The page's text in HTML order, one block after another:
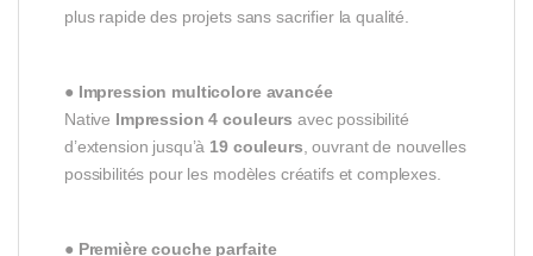
plus rapide des projets sans sacrifier la qualité.
● Impression multicolore avancée
Native Impression 4 couleurs avec possibilité
d’extension jusqu’à 19 couleurs , ouvrant de nouvelles
possibilités pour les modèles créatifs et complexes.
● Première couche parfaite